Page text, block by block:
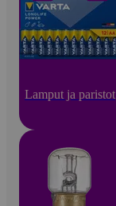
Lamput ja paristot